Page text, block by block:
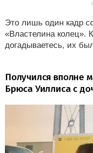
Это лишь один кадр
«Властелина колец».
догадываетесь, их
Получился вполне
Брюса Уиллиса с